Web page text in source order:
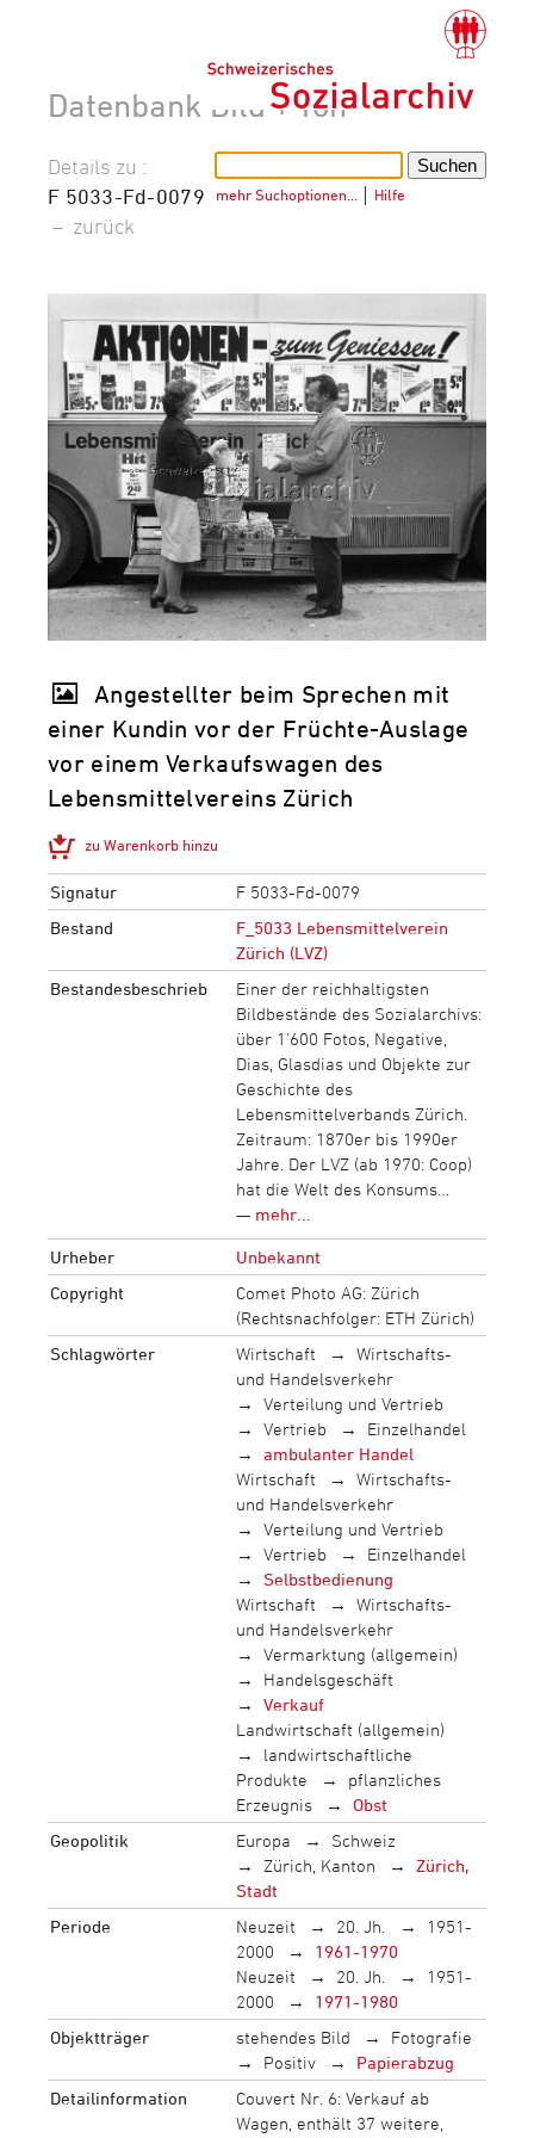
Datenbank Bild + Ton
mehr Suchoptionen… Hilfe
Details zu :
F 5033-Fd-0079
– zurück
Angestellter beim Sprechen mit
einer Kundin vor der Früchte-Auslage
vor einem Verkaufswagen des
Lebensmittelvereins Zürich
zu Warenkorb hinzu
Signatur
F 5033-Fd-0079
Bestand
F_5033 Lebensmittelverein
Zürich (LVZ)
Bestandesbeschrieb
Einer der reichhaltigsten
Bildbestände des Sozialarchivs:
über 1‘600 Fotos, Negative,
Dias, Glasdias und Objekte zur
Geschichte des
Lebensmittelverbands Zürich.
Zeitraum: 1870er bis 1990er
Jahre. Der LVZ (ab 1970: Coop)
hat die Welt des Konsums…
— mehr...
Urheber
Unbekannt
Copyright
Comet Photo AG: Zürich
(Rechtsnachfolger: ETH Zürich)
Schlagwörter
Wirtschaft
Wirtschafts-
und Handelsverkehr
Verteilung und Vertrieb
Vertrieb
Einzelhandel
ambulanter Handel
Wirtschaft
Wirtschafts-
und Handelsverkehr
Verteilung und Vertrieb
Vertrieb
Einzelhandel
Selbstbedienung
Wirtschaft
Wirtschafts-
und Handelsverkehr
Vermarktung (allgemein)
Handelsgeschäft
Verkauf
Landwirtschaft (allgemein)
landwirtschaftliche
Produkte
pflanzliches
Erzeugnis
Obst
Geopolitik
Europa
Schweiz
Zürich, Kanton
Zürich,
Stadt
Periode
Neuzeit 20. Jh.
1951-
2000
1961-1970
Neuzeit
20. Jh.
1951-
2000
1971-1980
Objektträger
stehendes Bild
Fotografie
Positiv
Papierabzug
Detailinformation
Couvert Nr. 6: Verkauf ab
Wagen, enthält 37 weitere,